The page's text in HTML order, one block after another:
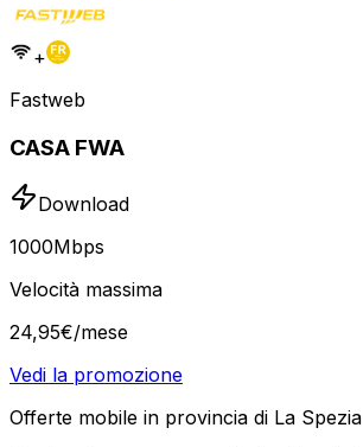
+
Fastweb
CASA FWA
Download
1000Mbps
Velocità massima
24,95€/mese
Vedi la promozione
Offerte mobile in provincia di La Spezia